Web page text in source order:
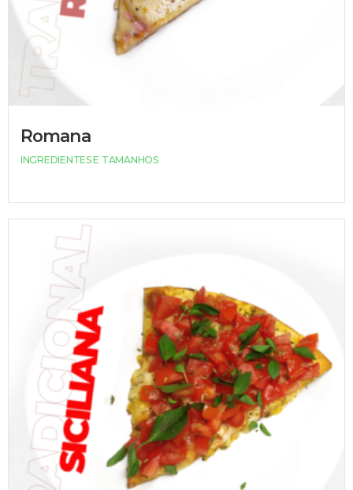
Romana
INGREDIENTES E TAMANHOS